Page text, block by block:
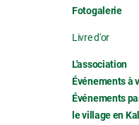
Fotogalerie
Livre d'or
L'association
Événements à
Événements
le village en